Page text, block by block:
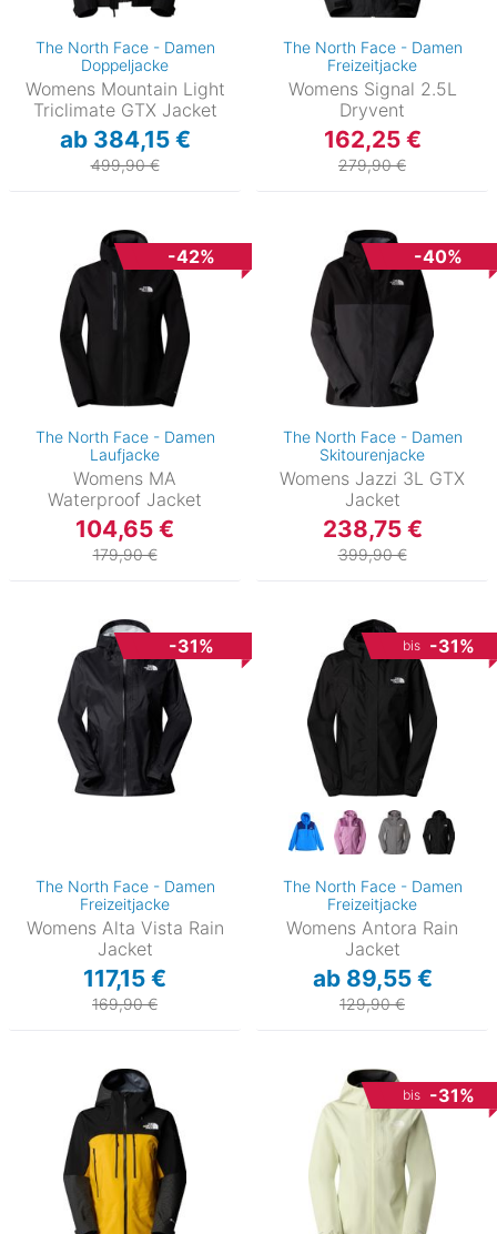
The North Face - Damen
Doppeljacke
Womens Mountain Light
Triclimate GTX Jacket
ab 384,15 €
499,90 €
The North Face - Damen
Freizeitjacke
Womens Signal 2.5L
Dryvent
162,25 €
279,90 €
-42%
The North Face - Damen
Laufjacke
Womens MA
Waterproof Jacket
104,65 €
179,90 €
-40%
The North Face - Damen
Skitourenjacke
Womens Jazzi 3L GTX
Jacket
238,75 €
399,90 €
-31%
The North Face - Damen
Freizeitjacke
Womens Alta Vista Rain
Jacket
117,15 €
169,90 €
bis -31%
The North Face - Damen
Freizeitjacke
Womens Antora Rain
Jacket
ab 89,55 €
129,90 €
bis -31%